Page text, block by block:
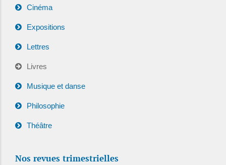
Cinéma
Expositions
Lettres
Livres
Musique et danse
Philosophie
Théâtre
Nos revues trimestrielles